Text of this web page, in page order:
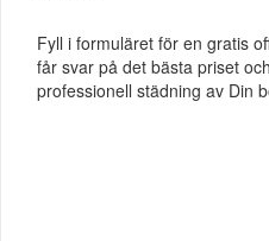
Fyll i formuläret för en gratis
får svar på det bästa priset
professionell städning av Din